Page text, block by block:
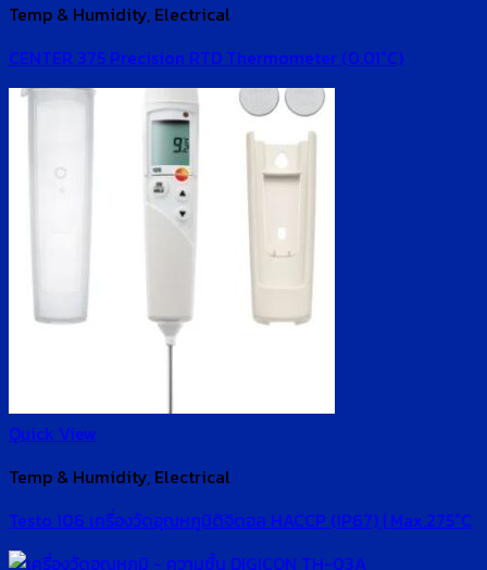
Temp & Humidity, Electrical
CENTER 375 Precision RTD Thermometer (0.01°C)
Quick View
Temp & Humidity, Electrical
Testo 106 เครื่องวัดอุณหภูมิดิจิตอล HACCP (IP67) | Max.275°C